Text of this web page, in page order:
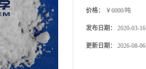
价格： ￥6000/吨
发布日期： 2020-03-16
更新日期： 2026-08-06